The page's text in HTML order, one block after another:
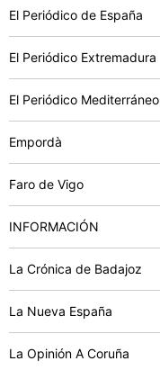
El Periódico de España
El Periódico Extremadura
El Periódico Mediterráneo
Empordà
Faro de Vigo
INFORMACIÓN
La Crónica de Badajoz
La Nueva España
La Opinión A Coruña